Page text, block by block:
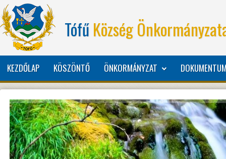
TófűKözség
KEZDŐLAP KÖSZÖNTŐ ÖNKORMÁNYZAT